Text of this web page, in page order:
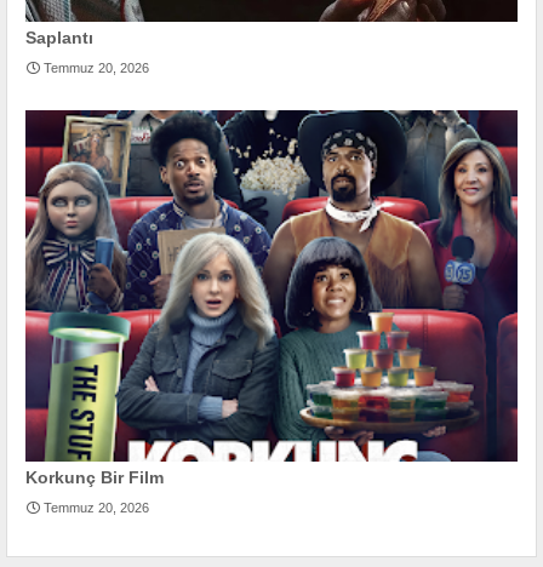
Saplantı
Temmuz 20, 2026
Korkunç Bir Film
Temmuz 20, 2026